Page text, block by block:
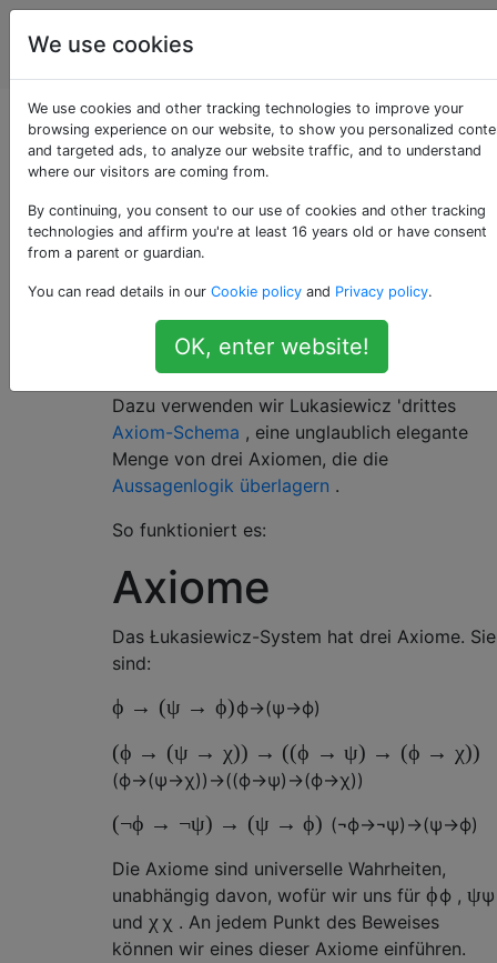
Programmierrätsel
& Code Golf
(A → B) → (¬B → ¬A)
38
Nun, ich denke, es ist an der Zeit, eine
weitere Frage zum
Golfspielen zu
Dieses Mal werden wir die bekannte logische
Wahrheit beweisen
B) → (¬B → ¬A) (A →
Dazu verwenden wir Lukasiewicz 'drittes
Axiom-Schema , eine unglaublich elegante
Menge von drei Axiomen, die die
Aussagenlogik überlagern .
So funktioniert es:
Axiome
Das Łukasiewicz-System hat drei Axiome. Sie
sind:
ϕ → (ψ → ϕ)ϕ→(ψ→ϕ)
(ϕ → (ψ → χ)) → ((ϕ → ψ) → (ϕ → χ))
(ϕ→(ψ→χ)) →((ϕ→ψ) →(ϕ→χ))
(¬ϕ → ¬ψ) → (ψ → ϕ) (¬ϕ→¬ψ) →(ψ→ϕ)
Die Axiome sind universelle Wahrheiten,
unabhängig davon, wofür wir uns für ϕϕ ,ψψ
und χχ . An jedem Punkt des Beweises
können wir eines dieser Axiome einführen.
We use cookies
We use cookies and other tracking technologies to improve your
browsing experience on our website, to show you personalized
and targeted ads, to analyze our website traffic, and to understand
where our visitors are coming from.
By continuing, you consent to our use of cookies and other tracking
technologies and affirm you're at least 16 years old or have consent
from a parent or guardian.
You can read details in our Cookie policy and Privacy policy.
OK, enter website!